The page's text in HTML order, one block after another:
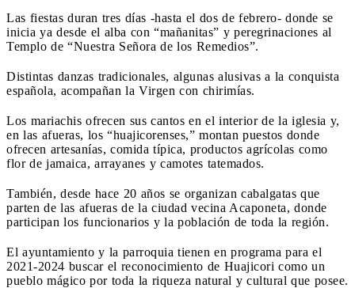
Las fiestas duran tres días -hasta el dos de febrero- donde se
inicia ya desde el alba con “mañanitas” y peregrinaciones al
Templo de “Nuestra Señora de los Remedios”.
Distintas danzas tradicionales, algunas alusivas a la conquista
española, acompañan la Virgen con chirimías.
Los mariachis ofrecen sus cantos en el interior de la iglesia y,
en las afueras, los “huajicorenses,” montan puestos donde
ofrecen artesanías, comida típica, productos agrícolas como
flor de jamaica, arrayanes y camotes tatemados.
También, desde hace 20 años se organizan cabalgatas que
parten de las afueras de la ciudad vecina Acaponeta, donde
participan los funcionarios y la población de toda la región.
El ayuntamiento y la parroquia tienen en programa para el
2021-2024 buscar el reconocimiento de Huajicori como un
pueblo mágico por toda la riqueza natural y cultural que posee.